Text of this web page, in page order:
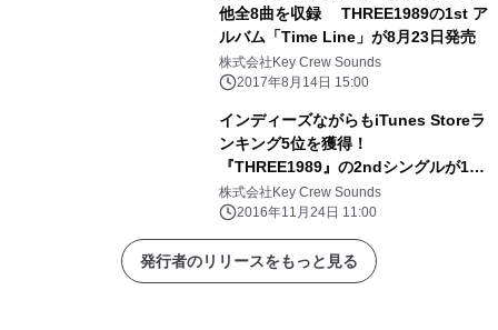
他全8曲を収録 THREE1989の1st ア
ルバム「Time Line」が8月23日発売
株式会社Key Crew Sounds
2017年8月14日 15:00
インディーズながらもiTunes Storeラ
ンキング5位を獲得！
『THREE1989』の2ndシングルが12
月3日配信限定リリース！
株式会社Key Crew Sounds
2016年11月24日 11:00
発行者のリリースをもっと見る